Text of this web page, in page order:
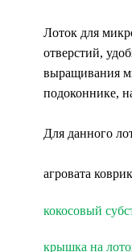
Лоток для
отверстий,
выращивания
подоконнике,
Для данного
агровата коврик
кокосовый
крышка на